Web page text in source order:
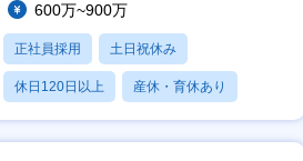
600万~900万
正社員採用 土日祝休み
休日120日以上 産休・育休あり
賞与あり